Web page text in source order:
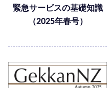
緊急サービスの基礎知識
（2025年春号）